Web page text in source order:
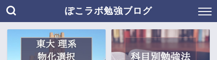
ぽこラボ勉強ブログ